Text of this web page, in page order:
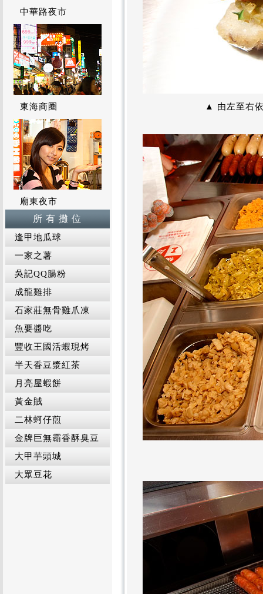
中華路夜市
東海商圈
廟東夜市
所 有 攤 位
逢甲地瓜球
一家之薯
吳記QQ腸粉
成龍雞排
石家莊無骨雞爪凍
魚要醬吃
豐收王國活蝦現烤
半天香豆漿紅茶
月亮屋蝦餅
黃金賊
二林蚵仔煎
金牌巨無霸香酥臭豆
大甲芋頭城
大眾豆花
▲ 由左至右